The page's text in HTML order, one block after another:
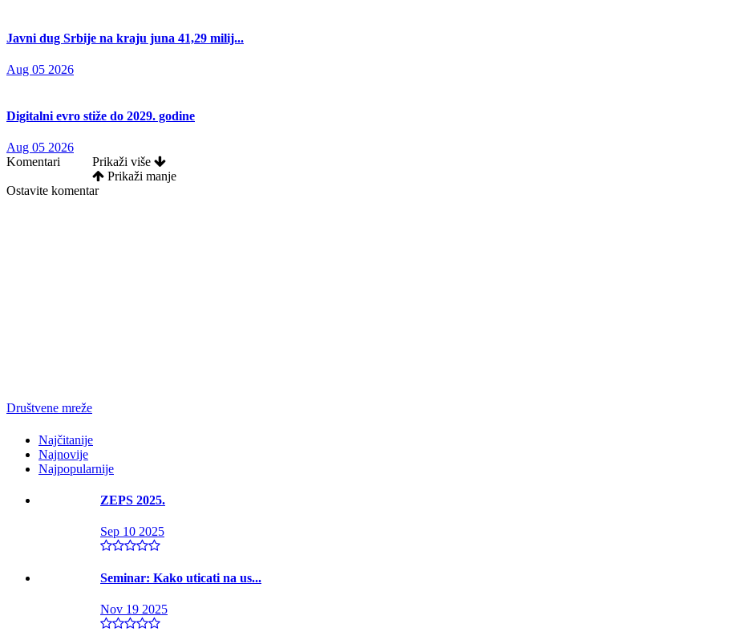
Javni dug Srbije na kraju juna 41,29 milij...
Aug 05 2026
Digitalni evro stiže do 2029. godine
Aug 05 2026
Komentari
Prikaži više
Prikaži manje
Ostavite komentar
Društvene mreže
Najčitanije
Najnovije
Najpopularnije
ZEPS 2025.
Sep 10 2025
Seminar: Kako uticati na us...
Nov 19 2025